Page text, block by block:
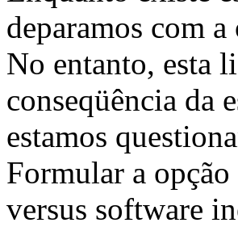
deparamos com
No entanto, esta
conseqüência da
estamos
Formular a
versus software